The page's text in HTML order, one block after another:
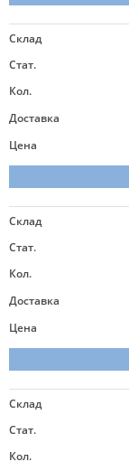
Склад
Стат.
Кол.
Доставка
Цена
Склад
Стат.
Кол.
Доставка
Цена
Склад
Стат.
Кол.